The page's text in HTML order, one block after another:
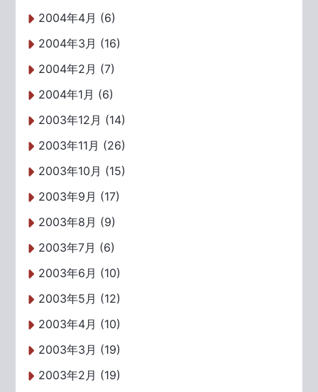
2004年4月 (6)
2004年3月 (16)
2004年2月 (7)
2004年1月 (6)
2003年12月 (14)
2003年11月 (26)
2003年10月 (15)
2003年9月 (17)
2003年8月 (9)
2003年7月 (6)
2003年6月 (10)
2003年5月 (12)
2003年4月 (10)
2003年3月 (19)
2003年2月 (19)